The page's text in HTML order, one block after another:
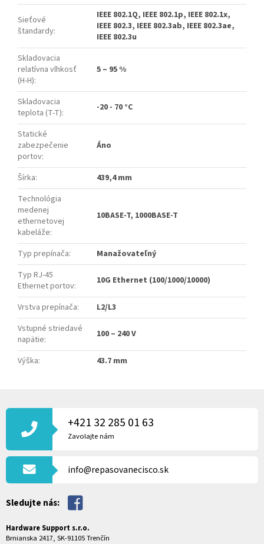
Sieťové
štandardy:
IEEE 802.1Q, IEEE 802.1p, IEEE 802.1x,
IEEE 802.3, IEEE 802.3ab, IEEE 802.3ae,
IEEE 802.3u
Skladovacia
relatívna vlhkosť
(H-H):
5 – 95 %
Skladovacia
teplota (T-T): -20 - 70 °C
Statické
zabezpečenie
portov:
Áno
Šírka:
439,4 mm
Technológia
medenej
ethernetovej
kabeláže:
10BASE-T, 1000BASE-T
Typ prepínača:
Manažovateľný
Typ RJ-45
Ethernet portov: 10G Ethernet (100/1000/10000)
Vrstva prepínača:
L2/L3
Vstupné striedavé
napätie: 100 – 240 V
Výška: 43.7 mm
Á
T
+421 32 285 01 63
Zavolajte nám
info@repasovanecisco.sk
Sledujte nás:
Hardware Support s.r.o.
Brnianska 2417, SK-91105 Trenčín